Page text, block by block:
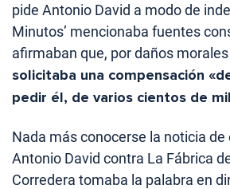
pide Antonio David a modo de
Minutos’ mencionaba fuentes
afirmaban que, por daños
solicitaba una compensación
pedir él, de varios cientos de
Nada más conocerse la noticia
Antonio David contra La Fábrica
Corredera tomaba la palabra en